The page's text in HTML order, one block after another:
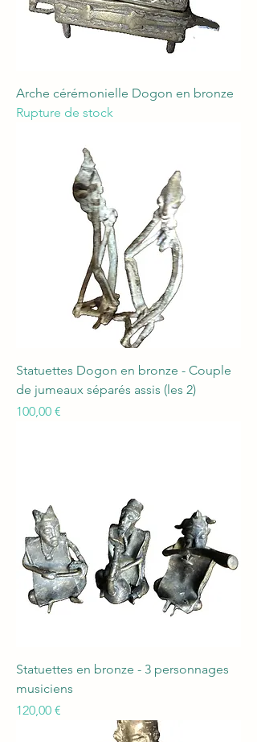
Arche cérémonielle Dogon en bronze
Rupture de stock
Statuettes Dogon en bronze - Couple
de jumeaux séparés assis (les 2)
Prix
100,00 €
Statuettes en bronze - 3 personnages
musiciens
Prix
120,00 €